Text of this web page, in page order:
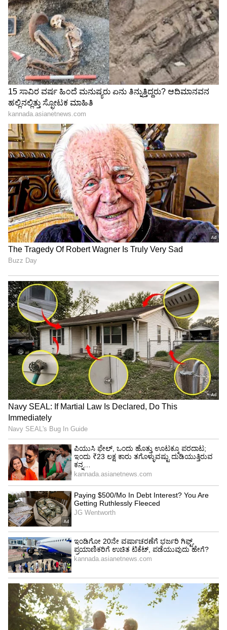
Karna Serial: ರಮೇಶ್​- ಮಾಲತಿ
ಡಿವೋರ್ಸ್ ತಡೆಯಲು ಕರ್ಣನ 25
ಕೋಟಿಯ ಆಟ- ಬಲೆಗೆ ಬಿದ್ದ
ಸಂಜಯ್​
Brahmagantu ಸೀರಿಯಲ್​
ಮುಗಿವ ಹೊತ್ತಲ್ಲೇ ವೀಕ್ಷಕರಿಗೆ
ಗುಡ್​ನ್ಯೂಸ್​ ಕೊಟ್ಟ ದೀಪಾ, ಚಿರು
LATEST VIDEOS
"ರಾಜಕೀಯ ಬೇಡ, ಸಿನಿಮಾನೇ ಪ್ರಾಣ":
ಕನಕೋತ್ಸವದಲ್ಲಿ ರಿಷಬ್ ಶೆಟ್ಟಿ | Rishab
Shetty speech | Suvarna News
ಶೇ.50 ರಿಂದ ಶೇ.18 ಕ್ಕೆ TAX ಇಳಿಕೆ: ಮೋದಿ-
ಟ್ರಂಪ್ ಐತಿಹಾಸಿಕ ಒಪ್ಪಂದ | India US
Trade Deal | Party Rounds